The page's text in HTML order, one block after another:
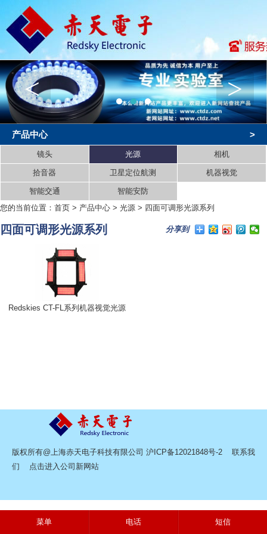
< >
产品中心 >
镜头 光源 相机
拾音器 卫星定位航测 机器视觉
智能交通
智能安防
您的当前位置： 首页 > 产品中心 > 光源 > 四面可调形光源系列
四面可调形光源系列 分享到
Redskies CT-FL系列机器视觉光源
版权所有@上海赤天电子科技有限公司 沪ICP备12021848号-2
联系我
们
点击进入公司新网站
菜单 电话 短信